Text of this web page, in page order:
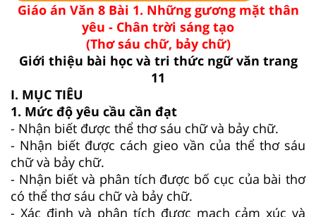
Giáo án Văn 8 Bài 1. Những gương mặt thân
yêu - Chân trời sáng tạo
(Thơ sáu chữ, bảy chữ)
Giới thiệu bài học và tri thức ngữ văn trang
11
I. MỤC TIÊU
1. Mức độ yêu cầu cần đạt
- Nhận biết được thể thơ sáu chữ và bảy chữ.
- Nhận biết được cách gieo vần của thể thơ sáu
chữ và bảy chữ.
- Nhận biết và phân tích được bố cục của bài thơ
có thể thơ sáu chữ và bảy chữ.
- Xác định và phân tích được mạch cảm xúc và